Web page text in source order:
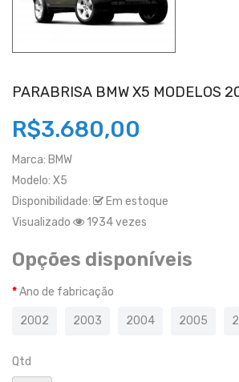
PARABRISA BMW X5 MODELOS
R$3.680,00
Marca: BMW
Modelo: X5
Disponibilidade:
Em estoque
Visualizado
1934 vezes
Opções disponíveis
Ano de fabricação
2002 2003 2004 2005
Qtd